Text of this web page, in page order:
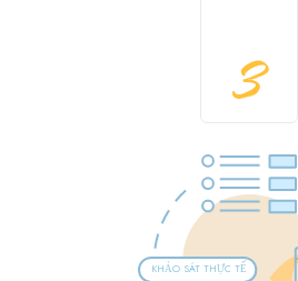
3
KHẢO SÁT THỰC TẾ